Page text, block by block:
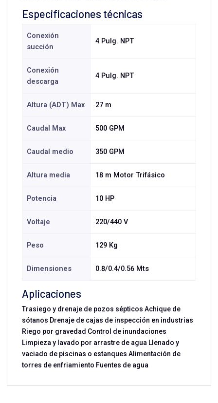
Especificaciones técnicas
Conexión
succión
4 Pulg. NPT
Conexión
descarga
4 Pulg. NPT
Altura (ADT) Max 27 m
Caudal Max 500 GPM
Caudal medio 350 GPM
Altura media 18 m Motor Trifásico
Potencia 10 HP
Voltaje 220/440 V
Peso 129 Kg
Dimensiones 0.8/0.4/0.56 Mts
Aplicaciones
Trasiego y drenaje de pozos sépticos Achique de
sótanos Drenaje de cajas de inspección en industrias
Riego por gravedad Control de inundaciones
Limpieza y lavado por arrastre de agua Llenado y
vaciado de piscinas o estanques Alimentación de
torres de enfriamiento Fuentes de agua